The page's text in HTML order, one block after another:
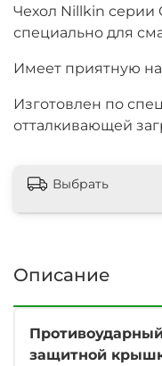
Чехол Nillkin серии
специально для
Имеет приятную
Изготовлен по
отталкивающей
Выбрать
Описание
защитной